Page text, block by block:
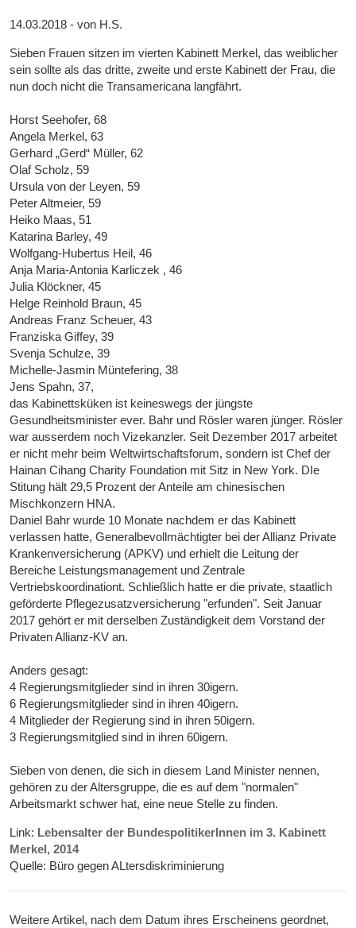
14.03.2018 - von H.S.
Sieben Frauen sitzen im vierten Kabinett Merkel, das weiblicher
sein sollte als das dritte, zweite und erste Kabinett der Frau, die
nun doch nicht die Transamericana langfährt.
Horst Seehofer, 68
Angela Merkel, 63
Gerhard „Gerd“ Müller, 62
Olaf Scholz, 59
Ursula von der Leyen, 59
Peter Altmeier, 59
Heiko Maas, 51
Katarina Barley, 49
Wolfgang-Hubertus Heil, 46
Anja Maria-Antonia Karliczek , 46
Julia Klöckner, 45
Helge Reinhold Braun, 45
Andreas Franz Scheuer, 43
Franziska Giffey, 39
Svenja Schulze, 39
Michelle-Jasmin Müntefering, 38
Jens Spahn, 37,
das Kabinettsküken ist keineswegs der jüngste
Gesundheitsminister ever. Bahr und Rösler waren jünger. Rösler
war ausserdem noch Vizekanzler. Seit Dezember 2017 arbeitet
er nicht mehr beim Weltwirtschaftsforum, sondern ist Chef der
Hainan Cihang Charity Foundation mit Sitz in New York. DIe
Stitung hält 29,5 Prozent der Anteile am chinesischen
Mischkonzern HNA.
Daniel Bahr wurde 10 Monate nachdem er das Kabinett
verlassen hatte, Generalbevollmächtigter bei der Allianz Private
Krankenversicherung (APKV) und erhielt die Leitung der
Bereiche Leistungsmanagement und Zentrale
Vertriebskoordinationt. Schließlich hatte er die private, staatlich
geförderte Pflegezusatzversicherung "erfunden". Seit Januar
2017 gehört er mit derselben Zuständigkeit dem Vorstand der
Privaten Allianz-KV an.
Anders gesagt:
4 Regierungsmitglieder sind in ihren 30igern.
6 Regierungsmitglieder sind in ihren 40igern.
4 Mitglieder der Regierung sind in ihren 50igern.
3 Regierungsmitglied sind in ihren 60igern.
Sieben von denen, die sich in diesem Land Minister nennen,
gehören zu der Altersgruppe, die es auf dem "normalen"
Arbeitsmarkt schwer hat, eine neue Stelle zu finden.
Link: Lebensalter der BundespolitikerInnen im 3. Kabinett
Merkel, 2014
Quelle: Büro gegen ALtersdiskriminierung
Weitere Artikel, nach dem Datum ihres Erscheinens geordnet,